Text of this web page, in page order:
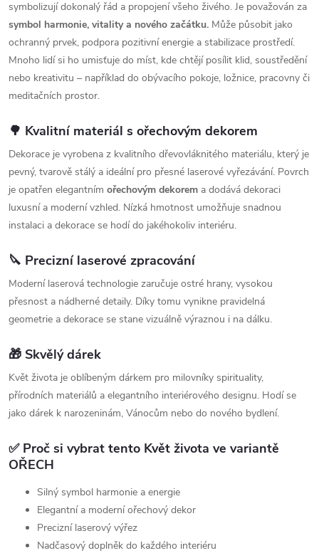
symbolizují dokonalý řád a propojení všeho živého. Je považován za
symbol harmonie, vitality a nového začátku. Může působit jako
ochranný prvek, podpora pozitivní energie a stabilizace prostředí.
Mnoho lidí si ho umisťuje do míst, kde chtějí posílit klid, soustředění
nebo kreativitu – například do obývacího pokoje, ložnice, pracovny či
meditačních prostor.
🌳 Kvalitní materiál s ořechovým dekorem
Dekorace je vyrobena z kvalitního dřevovláknitého materiálu, který je
pevný, tvarově stálý a ideální pro přesné laserové vyřezávání. Povrch
je opatřen elegantním ořechovým dekorem a dodává dekoraci
luxusní a moderní vzhled. Nízká hmotnost umožňuje snadnou
instalaci a dekorace se hodí do jakéhokoliv interiéru.
🔪 Precizní laserové zpracování
Moderní laserová technologie zaručuje ostré hrany, vysokou
přesnost a nádherné detaily. Díky tomu vynikne pravidelná
geometrie a dekorace se stane vizuálně výraznou i na dálku.
🎁 Skvělý dárek
Květ života je oblíbeným dárkem pro milovníky spirituality,
přírodních materiálů a elegantního interiérového designu. Hodí se
jako dárek k narozeninám, Vánocům nebo do nového bydlení.
✅ Proč si vybrat tento Květ života ve variantě
OŘECH
Silný symbol harmonie a energie
Elegantní a moderní ořechový dekor
Precizní laserový výřez
Nadčasový doplněk do každého interiéru